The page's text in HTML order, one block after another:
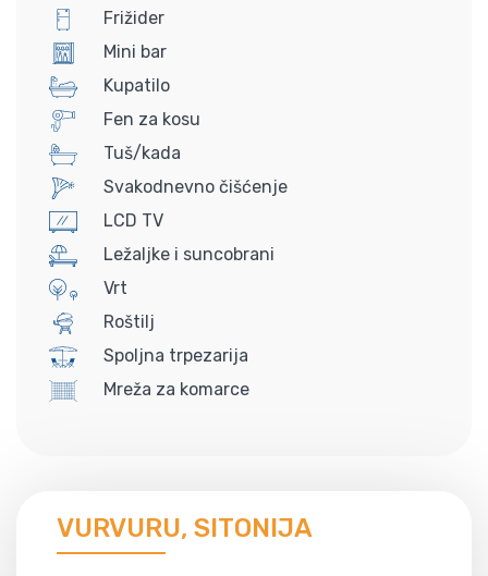
Frižider
Mini bar
Kupatilo
Fen za kosu
Tuš/kada
Svakodnevno čišćenje
LCD TV
Ležaljke i suncobrani
Vrt
Roštilj
Spoljna trpezarija
Mreža za komarce
VURVURU, SITONIJA